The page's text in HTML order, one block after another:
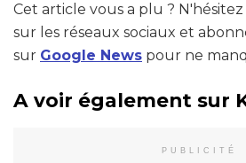
Cet article vous a plu ?
sur les réseaux sociaux et
sur Google News pour ne
A voir également sur
PUBLICITÉ